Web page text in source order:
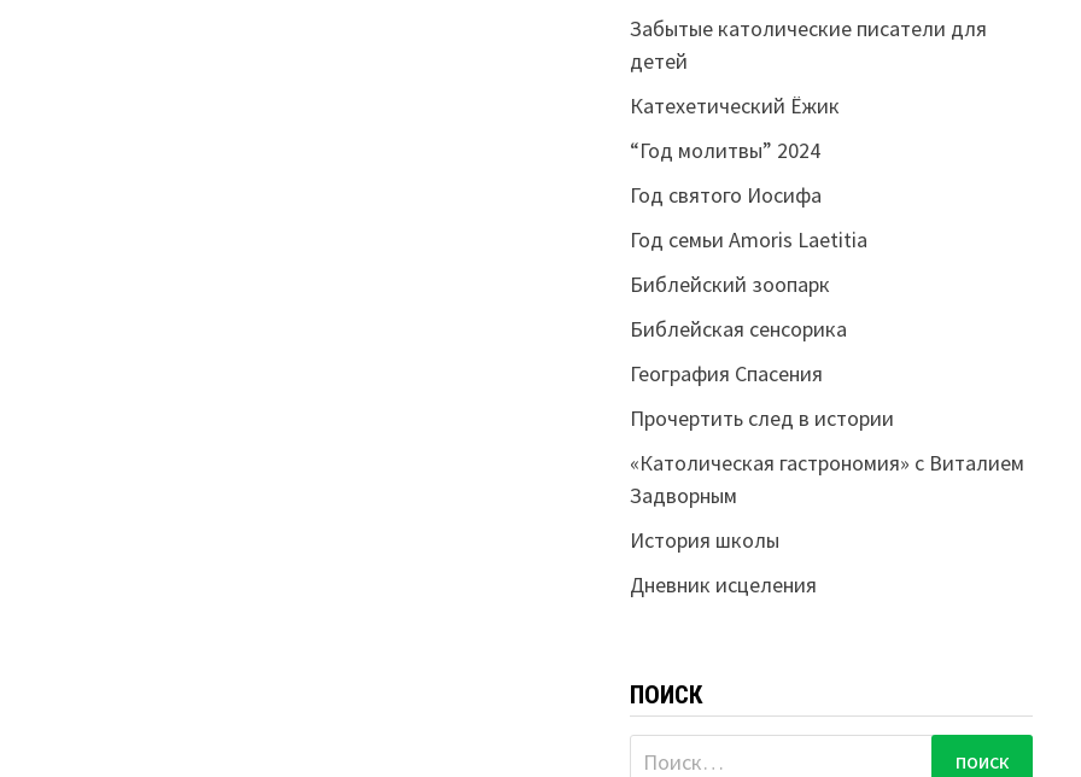
Забытые католические писатели для
детей
Катехетический Ёжик
“Год молитвы” 2024
Год святого Иосифа
Год семьи Amoris Laetitia
Библейский зоопарк
Библейская сенсорика
География Спасения
Прочертить след в истории
«Католическая гастрономия» с Виталием
Задворным
История школы
Дневник исцеления
ПОИСК
Найти: